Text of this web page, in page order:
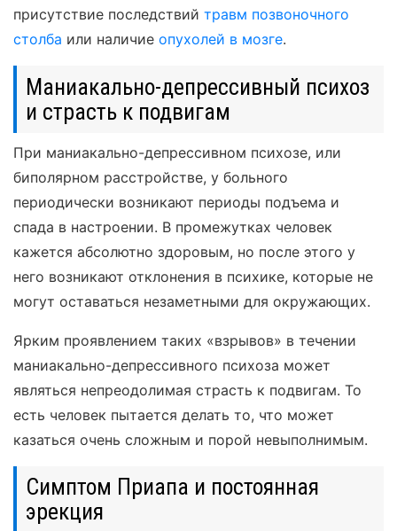
присутствие последствий травм позвоночного
столба или наличие опухолей в мозге.
Маниакально-депрессивный психоз
и страсть к подвигам
При маниакально-депрессивном психозе, или
биполярном расстройстве, у больного
периодически возникают периоды подъема и
спада в настроении. В промежутках человек
кажется абсолютно здоровым, но после этого у
него возникают отклонения в психике, которые не
могут оставаться незаметными для окружающих.
Ярким проявлением таких «взрывов» в течении
маниакально-депрессивного психоза может
являться непреодолимая страсть к подвигам. То
есть человек пытается делать то, что может
казаться очень сложным и порой невыполнимым.
Симптом Приапа и постоянная
эрекция